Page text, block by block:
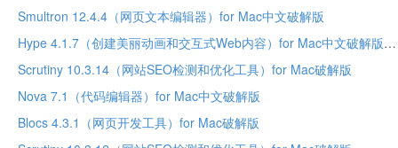
Smultron 12.4.4（网页文本编辑器）for Mac中文破解版
Hype 4.1.7（创建美丽动画和交互式Web内容）for Mac中文破解版
Scrutiny 10.3.14（网站SEO检测和优化工具）for Mac破解版
Nova 7.1（代码编辑器）for Mac中文破解版
Blocs 4.3.1（网页开发工具）for Mac破解版